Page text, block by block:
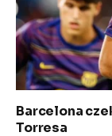
Barcelona
Torresa